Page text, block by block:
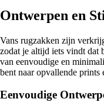
Ontwerpen en
Vans rugzakken zijn
zodat je altijd iets vindt dat
van eenvoudige en
bent naar opvallende prints
Eenvoudige